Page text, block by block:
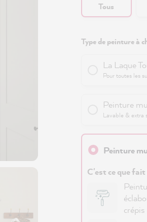
Tous
Type de peinture à
La Laque
Pour toutes les
Peinture
Lavable & extra
Peinture
C'est ce que
crépis